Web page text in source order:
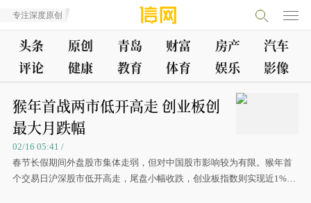
专注深度原创
头条 原创 青岛 财富 房产
汽车
评论
健康 教育 体育 娱乐 影像
猴年首战两市低开高走 创业板创
最大月跌幅
02/16 05:41 /
春节长假期间外盘股市集体走弱，但对中国股市影响较为有限。猴年首
个交易日沪深股市低开高走，尾盘小幅收跌，创业板指数则实现近1%的